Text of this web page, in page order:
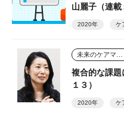
山麗子（連載
2020年 ケ
複合的な課
１３）
2020年 ケ